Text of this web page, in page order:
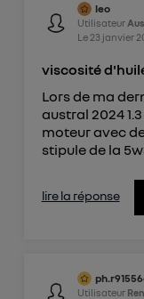
leo
Utilisateur
Le 23 janvier
viscosité
Lors de ma
austral 2024
moteur avec
stipule de la
lire la réponse
Utilisateur